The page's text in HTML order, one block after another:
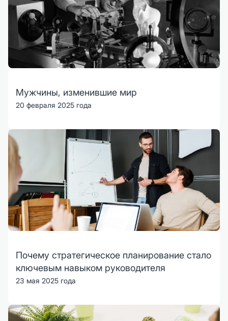
Мужчины, изменившие мир
20 февраля 2025 года
Почему стратегическое планирование стало
ключевым навыком руководителя
23 мая 2025 года